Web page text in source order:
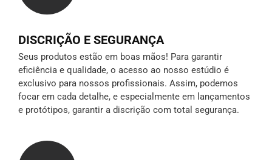
DISCRIÇÃO E SEGURANÇA
Seus produtos estão em boas mãos! Para garantir
eficiência e qualidade, o acesso ao nosso estúdio é
exclusivo para nossos profissionais. Assim, podemos
focar em cada detalhe, e especialmente em lançamentos
e protótipos, garantir a discrição com total segurança.